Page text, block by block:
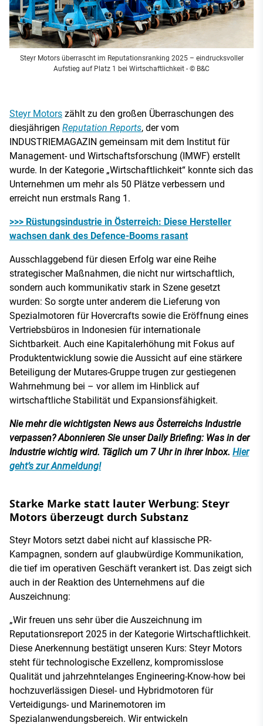
Steyr Motors überrascht im Reputationsranking 2025 – eindrucksvoller
Aufstieg auf Platz 1 bei Wirtschaftlichkeit - © B&C
Steyr Motors zählt zu den großen Überraschungen des
diesjährigen Reputation Reports, der vom
INDUSTRIEMAGAZIN gemeinsam mit dem Institut für
Management- und Wirtschaftsforschung (IMWF) erstellt
wurde. In der Kategorie „Wirtschaftlichkeit“ konnte sich das
Unternehmen um mehr als 50 Plätze verbessern und
erreicht nun erstmals Rang 1.
>>> Rüstungsindustrie in Österreich: Diese Hersteller
wachsen dank des Defence-Booms rasant
Ausschlaggebend für diesen Erfolg war eine Reihe
strategischer Maßnahmen, die nicht nur wirtschaftlich,
sondern auch kommunikativ stark in Szene gesetzt
wurden: So sorgte unter anderem die Lieferung von
Spezialmotoren für Hovercrafts sowie die Eröffnung eines
Vertriebsbüros in Indonesien für internationale
Sichtbarkeit. Auch eine Kapitalerhöhung mit Fokus auf
Produktentwicklung sowie die Aussicht auf eine stärkere
Beteiligung der Mutares-Gruppe trugen zur gestiegenen
Wahrnehmung bei – vor allem im Hinblick auf
wirtschaftliche Stabilität und Expansionsfähigkeit.
Nie mehr die wichtigsten News aus Österreichs Industrie
verpassen? Abonnieren Sie unser Daily Briefing: Was in der
Industrie wichtig wird. Täglich um 7 Uhr in ihrer Inbox. Hier
geht’s zur Anmeldung!
Starke Marke statt lauter Werbung: Steyr
Motors überzeugt durch Substanz
Steyr Motors setzt dabei nicht auf klassische PR-
Kampagnen, sondern auf glaubwürdige Kommunikation,
die tief im operativen Geschäft verankert ist. Das zeigt sich
auch in der Reaktion des Unternehmens auf die
Auszeichnung:
„Wir freuen uns sehr über die Auszeichnung im
Reputationsreport 2025 in der Kategorie Wirtschaftlichkeit.
Diese Anerkennung bestätigt unseren Kurs: Steyr Motors
steht für technologische Exzellenz, kompromisslose
Qualität und jahrzehntelanges Engineering-Know-how bei
hochzuverlässigen Diesel- und Hybridmotoren für
Verteidigungs- und Marinemotoren im
Spezialanwendungsbereich. Wir entwickeln